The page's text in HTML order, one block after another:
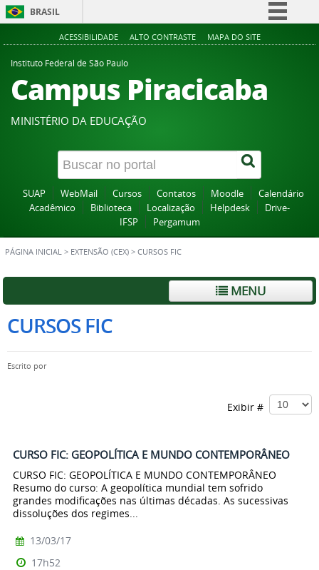
BRASIL
Simplifique!
Participe
Acesso à informação
Canais
ACESSIBILIDADE ALTO CONTRASTE MAPA DO SITE
Instituto Federal de São Paulo
Campus Piracicaba
MINISTÉRIO DA EDUCAÇÃO
SUAP WebMail Cursos Contatos Moodle
Calendário
Acadêmico
Biblioteca Localização Helpdesk
Drive-
IFSP
Pergamum
PÁGINA INICIAL > EXTENSÃO (CEX) > CURSOS FIC
MENU
CURSOS FIC
Escrito por
Exibir #
CURSO FIC: GEOPOLÍTICA E MUNDO CONTEMPORÂNEO
CURSO FIC: GEOPOLÍTICA E MUNDO CONTEMPORÂNEO
Resumo do curso: A geopolítica mundial tem sofrido
grandes modificações nas últimas décadas. As sucessivas
dissoluções dos regimes...
13/03/17
17h52